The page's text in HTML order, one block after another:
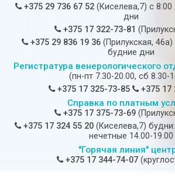
+375 29 736 67 52 (Киселева,7) c
дни
+375 17 322-73-81
+375 29 836 19 36(Прилукская,
будние дни
Регистратура венерологического
(пн-пт 7.30-20.00, сб 8.30-
+375 17 325-73-85
+375 17
Справка по платным
+375 17 375-73-69
+375 17 324 55 20 (Киселева,7)
нечетные 14.00-19.00
"Горячая линия"
+375 17 344-74-07